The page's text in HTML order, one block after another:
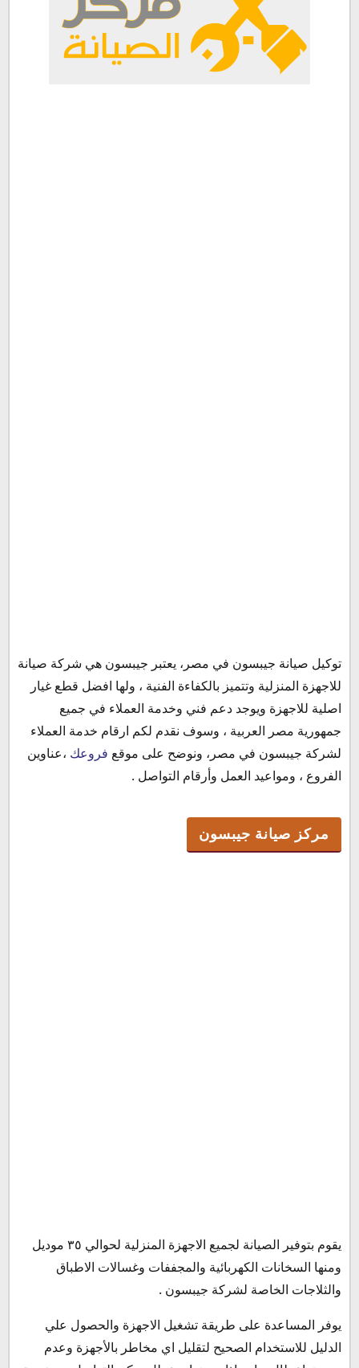
مركز صيانة جيبسون
توكيل جيبسون
عناوين فروع صيانة جيبسون في مصر
خدمة عملاء جيبسون
مواعيد العمل داخل فروع توكيل جيبسون
ارقام صيانة جيبسون
توكيل صيانة جيبسون في مصر، يعتبر جيبسون هي شركة صيانة
للاجهزة المنزلية وتتميز بالكفاءة الفنية ، ولها افضل قطع غيار
اصلية للاجهزة ويوجد دعم فني وخدمة العملاء في جميع
جمهورية مصر العربية ، وسوف نقدم لكم ارقام خدمة العملاء
لشركة جيبسون في مصر، ونوضح على موقع فروعك ،عناوين
الفروع ، ومواعيد العمل وأرقام التواصل .
مركز صيانة جيبسون
يقوم بتوفير الصيانة لجميع الاجهزة المنزلية لحوالي ٣٥ موديل
ومنها السخانات الكهربائية والمجففات وغسالات الاطباق
والثلاجات الخاصة لشركة جيبسون .
يوفر المساعدة على طريقة تشغيل الاجهزة والحصول علي
الدليل للاستخدام الصحيح لتقليل اي مخاطر بالأجهزة وعدم